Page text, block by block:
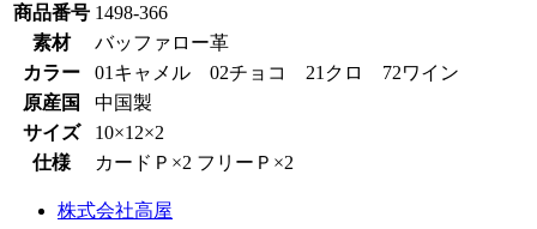
商品番号 1498-366
素材
バッファロー革
カラー
01キャメル 02チョコ 21クロ 72ワイン
原産国
中国製
サイズ
10×12×2
仕様
カードＰ×2 フリーＰ×2
株式会社高屋